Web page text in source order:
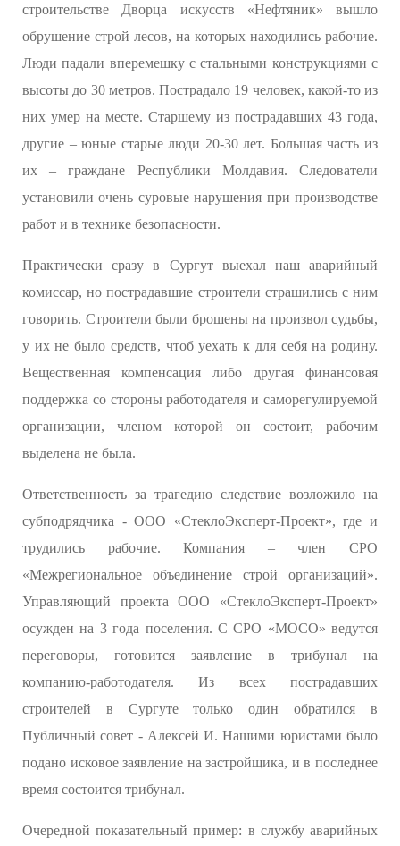
строительстве Дворца искусств «Нефтяник» вышло
обрушение строй лесов, на которых находились рабочие.
Люди падали вперемешку с стальными конструкциями с
высоты до 30 метров. Пострадало 19 человек, какой-то из
них умер на месте. Старшему из пострадавших 43 года,
другие – юные старые люди 20-30 лет. Большая часть из
их – граждане Республики Молдавия. Следователи
установили очень суровые нарушения при производстве
работ и в технике безопасности.
Практически сразу в Сургут выехал наш аварийный
комиссар, но пострадавшие строители страшились с ним
говорить. Строители были брошены на произвол судьбы,
у их не было средств, чтоб уехать к для себя на родину.
Вещественная компенсация либо другая финансовая
поддержка со стороны работодателя и саморегулируемой
организации, членом которой он состоит, рабочим
выделена не была.
Ответственность за трагедию следствие возложило на
субподрядчика - ООО «СтеклоЭксперт-Проект», где и
трудились рабочие. Компания – член СРО
«Межрегиональное объединение строй организаций».
Управляющий проекта ООО «СтеклоЭксперт-Проект»
осужден на 3 года поселения. С СРО «МОСО» ведутся
переговоры, готовится заявление в трибунал на
компанию-работодателя. Из всех пострадавших
строителей в Сургуте только один обратился в
Публичный совет - Алексей И. Нашими юристами было
подано исковое заявление на застройщика, и в последнее
время состоится трибунал.
Очередной показательный пример: в службу аварийных